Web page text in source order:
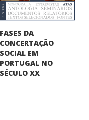
FASES DA
CONCERTAÇÃO
SOCIAL EM
PORTUGAL NO
SÉCULO XX